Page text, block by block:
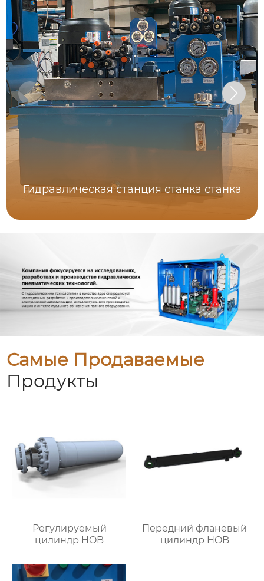
Гидравлическая станция станка станка
Самые Продаваемые
Продукты
Регулируемый
цилиндр HOB
Передний фланевый
цилиндр HOB